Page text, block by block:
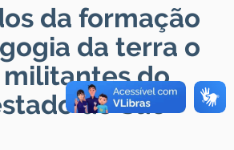
da formação
da terra o
militantes do
de São